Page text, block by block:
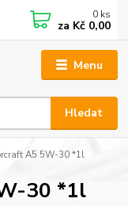
Menu
Hledat
0 ks
za Kč 0,00
A5 5W-30 *1l
30 *1l